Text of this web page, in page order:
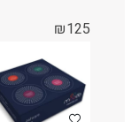
₪125